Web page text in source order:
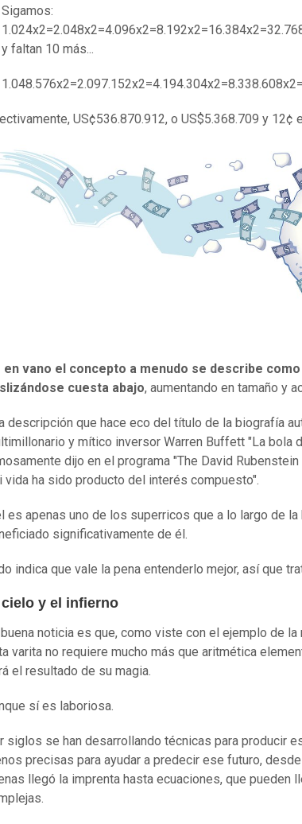
Sigamos:
y faltan 10 más...
US¢536.870.912, o US$5.368.709 y 12¢
en vano el concepto a menudo se describe
cuesta abajo, aumentando en tamaño y
descripción que hace eco del título de la biografía
y mítico inversor Warren Buffett "La bola
dijo en el programa "The David
vida ha sido producto del interés compuesto".
es apenas uno de los superricos que a lo largo de la
significativamente de él.
indica que vale la pena entenderlo mejor, así que
cielo y el infierno
buena noticia es que, como viste con el ejemplo de la
varita no requiere mucho más que aritmética
el resultado de su magia.
sí es laboriosa.
siglos se han desarrollando técnicas para producir
precisas para ayudar a predecir ese futuro,
llegó la imprenta hasta ecuaciones, que pueden